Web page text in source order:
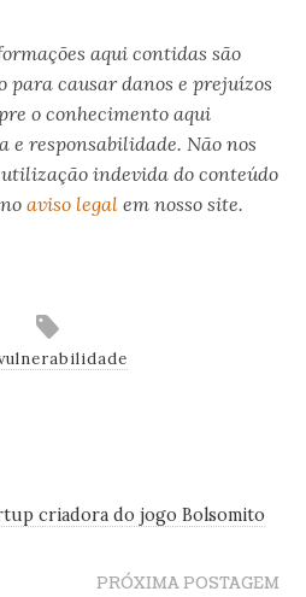
aqui contidas são
para causar danos e prejuízos
o conhecimento aqui
e responsabilidade. Não nos
indevida do conteúdo
noaviso legal em nosso site.
criadora do jogo Bolsomito
PRÓXIMA POSTAGEM